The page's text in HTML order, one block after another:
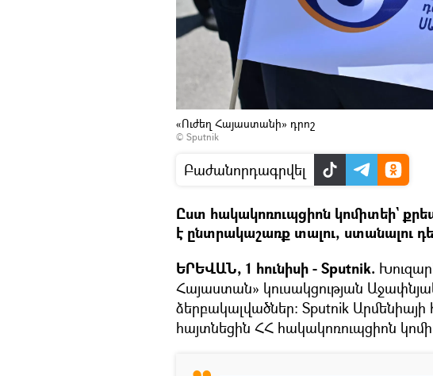
«Ուժեղ Հայաստանի» դրոշ
© Sputnik
Բաժանորդագրվել
Ըստ հակակոռուպցիոն կոմիտեի`
է ընտրակաշառք տալու, ստանալու
ԵՐԵՎԱՆ, 1 հունիսի - Sputnik.
Հայաստան» կուսակցության
ձերբակալվածներ։ Sputnik Արմենիայի
հայտնեցին ՀՀ հակակոռուպցիոն